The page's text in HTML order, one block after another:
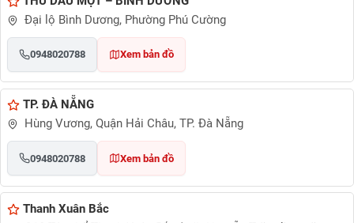
Đại lộ Bình Dương, Phường Phú Cường
0948020788 Xem bản đồ
TP. ĐÀ NẴNG
Hùng Vương, Quận Hải Châu, TP. Đà Nẵng
0948020788 Xem bản đồ
Thanh Xuân Bắc